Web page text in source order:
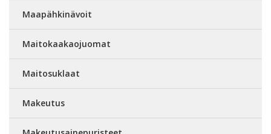
Maapähkinävoit
Maitokaakaojuomat
Maitosuklaat
Makeutus